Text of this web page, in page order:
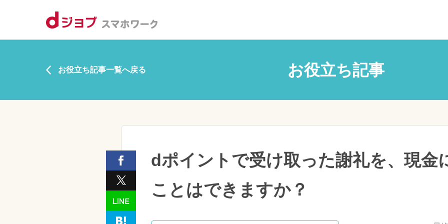
お役立ち記事
お役立ち記事一覧へ戻る
dポイントで受け取った謝礼を、現金
ことはできますか？